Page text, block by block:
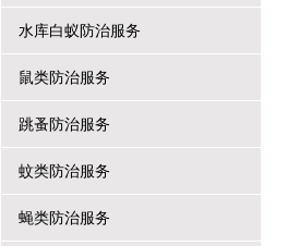
水库白蚁防治服务
鼠类防治服务
跳蚤防治服务
蚊类防治服务
蝇类防治服务